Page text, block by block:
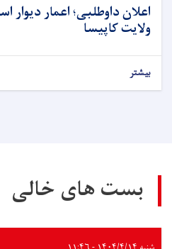
اعلان داوطلبی؛ اعمار دیوار
ولایت کاپیسا
بیشتر
بست های خالی